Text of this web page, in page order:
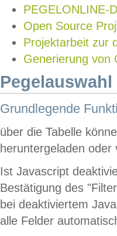
PEGELONLINE-
Open Source
Projektarbeit zur
Generierung von
Grundlegende
über die Tabelle
heruntergeladen oder
Ist Javascript
Bestätigung des
bei deaktiviertem
alle Felder